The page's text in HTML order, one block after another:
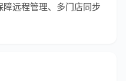
远程管理、多门店同步